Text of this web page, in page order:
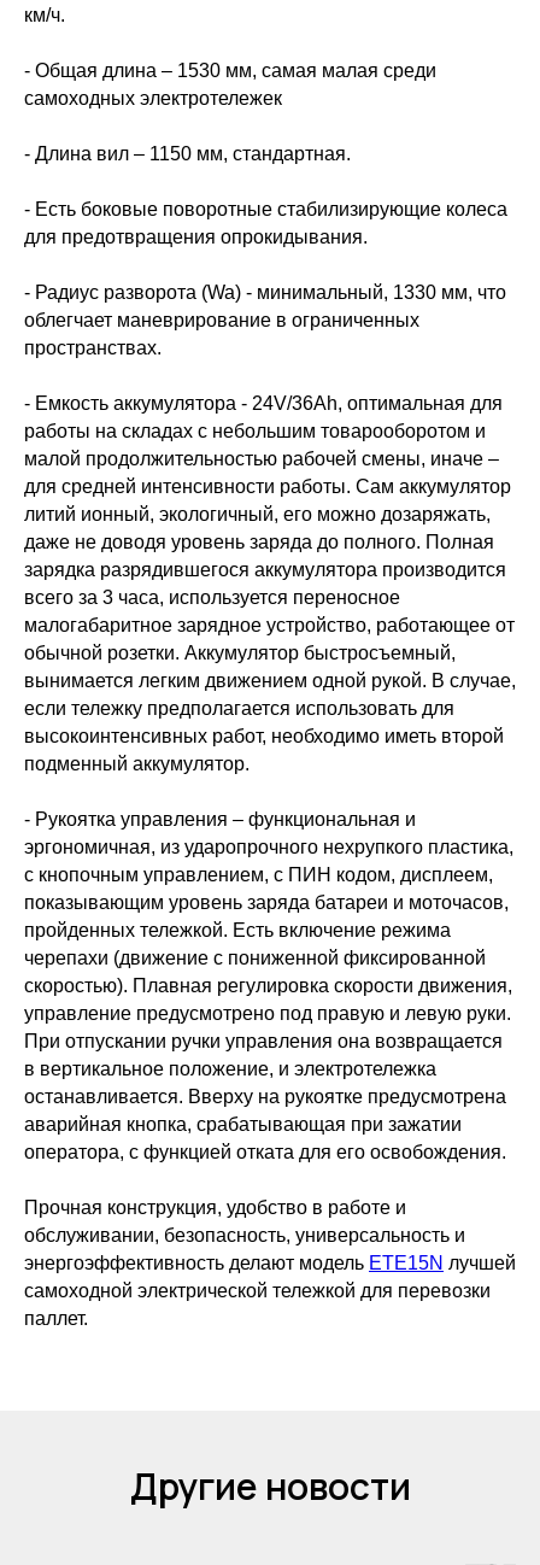
км/ч.
- Общая длина – 1530 мм, самая малая среди
самоходных электротележек
- Длина вил – 1150 мм, стандартная.
- Есть боковые поворотные стабилизирующие колеса
для предотвращения опрокидывания.
- Радиус разворота (Wa) - минимальный, 1330 мм, что
облегчает маневрирование в ограниченных
пространствах.
- Емкость аккумулятора - 24V/36Ah, оптимальная для
работы на складах с небольшим товарооборотом и
малой продолжительностью рабочей смены, иначе –
для средней интенсивности работы. Сам аккумулятор
литий ионный, экологичный, его можно дозаряжать,
даже не доводя уровень заряда до полного. Полная
зарядка разрядившегося аккумулятора производится
всего за 3 часа, используется переносное
малогабаритное зарядное устройство, работающее от
обычной розетки. Аккумулятор быстросъемный,
вынимается легким движением одной рукой. В случае,
если тележку предполагается использовать для
высокоинтенсивных работ, необходимо иметь второй
подменный аккумулятор.
- Рукоятка управления – функциональная и
эргономичная, из ударопрочного нехрупкого пластика,
с кнопочным управлением, с ПИН кодом, дисплеем,
показывающим уровень заряда батареи и моточасов,
пройденных тележкой. Есть включение режима
черепахи (движение с пониженной фиксированной
скоростью). Плавная регулировка скорости движения,
управление предусмотрено под правую и левую руки.
При отпускании ручки управления она возвращается
в вертикальное положение, и электротележка
останавливается. Вверху на рукоятке предусмотрена
аварийная кнопка, срабатывающая при зажатии
оператора, с функцией отката для его освобождения.
Прочная конструкция, удобство в работе и
обслуживании, безопасность, универсальность и
энергоэффективность делают модель ETE15N лучшей
самоходной электрической тележкой для перевозки
паллет.
Другие новости